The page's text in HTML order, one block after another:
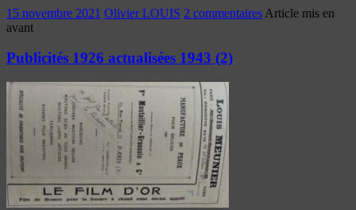
15 novembre 2021 Olivier LOUIS 2 commentaires Article mis en
avant
Publicités 1926 actualisées 1943 (2)